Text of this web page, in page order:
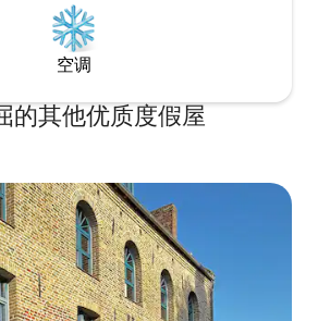
空调
的其他优质度假屋